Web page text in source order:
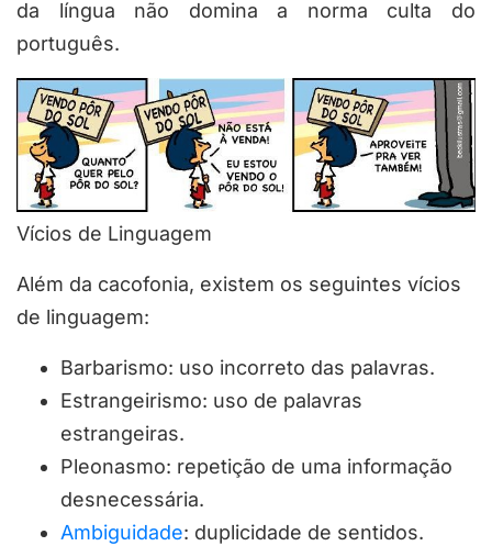
da língua não domina a norma culta do
português.
Vícios de Linguagem
Além da cacofonia, existem os seguintes vícios
de linguagem:
Barbarismo: uso incorreto das palavras.
Estrangeirismo: uso de palavras
estrangeiras.
Pleonasmo: repetição de uma informação
desnecessária.
Ambiguidade: duplicidade de sentidos.